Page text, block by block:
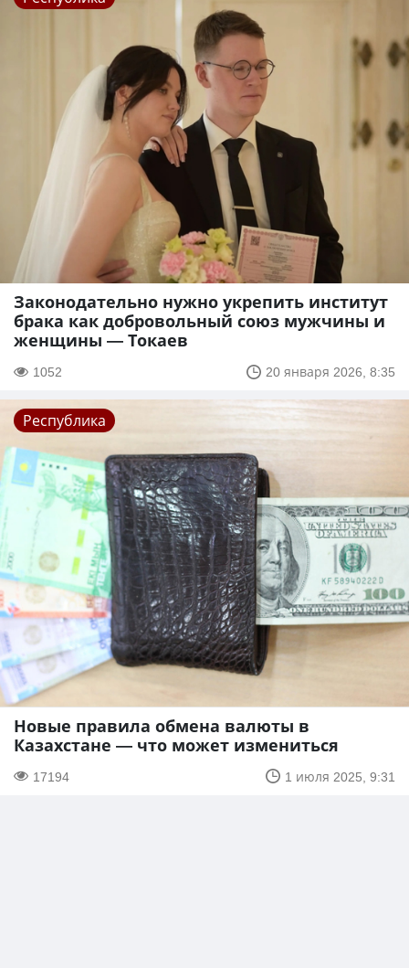
Законодательно нужно укрепить институт
брака как добровольный союз мужчины и
женщины — Токаев
1052 20 января 2026, 8:35
Республика
Новые правила обмена валюты в
Казахстане — что может измениться
17194 1 июля 2025, 9:31